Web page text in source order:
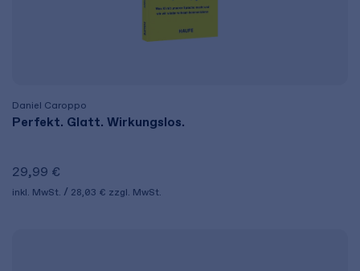
Daniel Caroppo
Perfekt. Glatt. Wirkungslos.
29,99 €
inkl. MwSt. 28,03 € zzgl. MwSt.